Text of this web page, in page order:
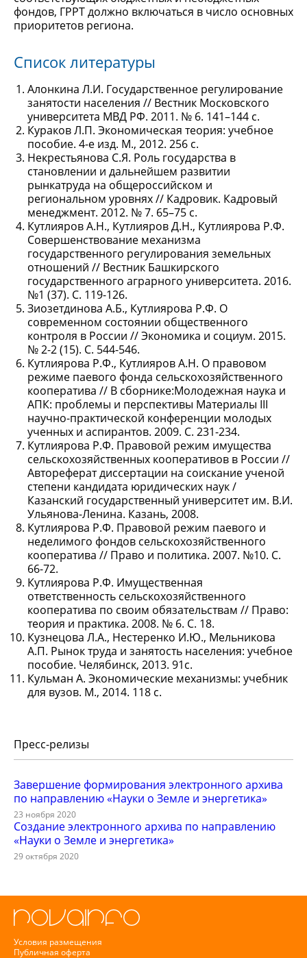
фондов, ГРРТ должно включаться в число основных
приоритетов региона.
Список литературы
Алонкина Л.И. Государственное регулирование
занятости населения // Вестник Московского
университета МВД РФ. 2011. № 6. 141–144 с.
Кураков Л.П. Экономическая теория: учебное
пособие. 4-е изд. М., 2012. 256 с.
Некрестьянова С.Я. Роль государства в
становлении и дальнейшем развитии
рынкатруда на общероссийском и
региональном уровнях // Кадровик. Кадровый
менеджмент. 2012. № 7. 65–75 с.
Кутлияров А.Н., Кутлияров Д.Н., Кутлиярова Р.Ф.
Совершенствование механизма
государственного регулирования земельных
отношений // Вестник Башкирского
государственного аграрного университета. 2016.
№1 (37). С. 119-126.
Зиозетдинова А.Б., Кутлиярова Р.Ф. О
современном состоянии общественного
контроля в России // Экономика и социум. 2015.
№ 2-2 (15). С. 544-546.
Кутлиярова Р.Ф., Кутлияров А.Н. О правовом
режиме паевого фонда сельскохозяйственного
кооператива // В сборнике:Молодежная наука и
АПК: проблемы и перспективы Материалы III
научно-практической конференции молодых
ученных и аспирантов. 2009. С. 231-234.
Кутлиярова Р.Ф. Правовой режим имущества
сельскохозяйственных кооперативов в России //
Автореферат диссертации на соискание ученой
степени кандидата юридических наук /
Казанский государственный университет им. В.И.
Ульянова-Ленина. Казань, 2008.
Кутлиярова Р.Ф. Правовой режим паевого и
неделимого фондов сельскохозяйственного
кооператива // Право и политика. 2007. №10. С.
66-72.
Кутлиярова Р.Ф. Имущественная
ответственность сельскохозяйственного
кооператива по своим обязательствам // Право:
теория и практика. 2008. № 6. С. 18.
Кузнецова Л.А., Нестеренко И.Ю., Мельникова
А.П. Рынок труда и занятость населения: учебное
пособие. Челябинск, 2013. 91с.
Кульман А. Экономические механизмы: учебник
для вузов. М., 2014. 118 с.
Пресс-релизы
Завершение формирования электронного архива
по направлению «Науки о Земле и энергетика»
23 ноября 2020
Создание электронного архива по направлению
«Науки о Земле и энергетика»
29 октября 2020
Условия размещения
Публичная оферта